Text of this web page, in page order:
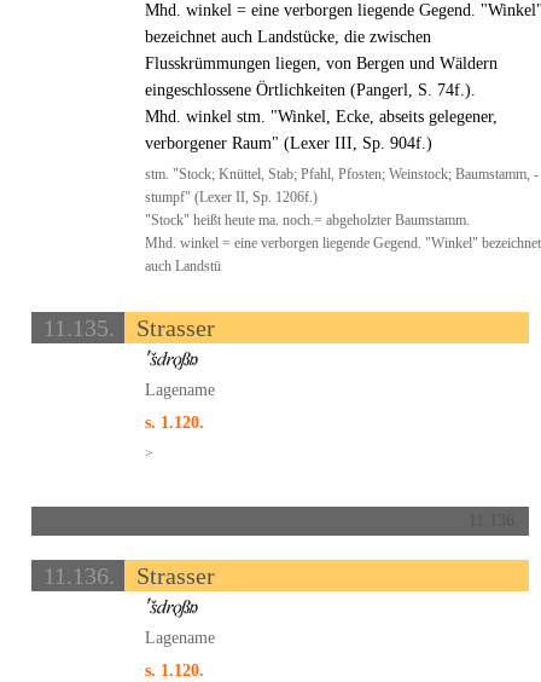
Mhd. winkel = eine verborgen liegende Gegend.
bezeichnet auch Landstücke, die zwischen
Flusskrümmungen liegen, von Bergen und Wäldern
eingeschlossene Örtlichkeiten (Pangerl, S. 74f.).
Mhd. winkel stm. "Winkel, Ecke, abseits gelegener,
verborgener Raum" (Lexer III, Sp. 904f.)
stm. "Stock; Knüttel, Stab; Pfahl, Pfosten; Weinstock; Baumstamm, -
stumpf" (Lexer II, Sp. 1206f.)
"Stock" heißt heute ma. noch.= abgeholzter Baumstamm.
Mhd. winkel = eine verborgen liegende Gegend. "Winkel" bezeichnet
auch Landstü
11.135. Strasser
Lagename
s. 1.120.
>
11.136. Strasser
Lagename
s. 1.120.